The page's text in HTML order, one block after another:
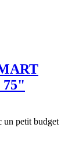
75"
un petit budget